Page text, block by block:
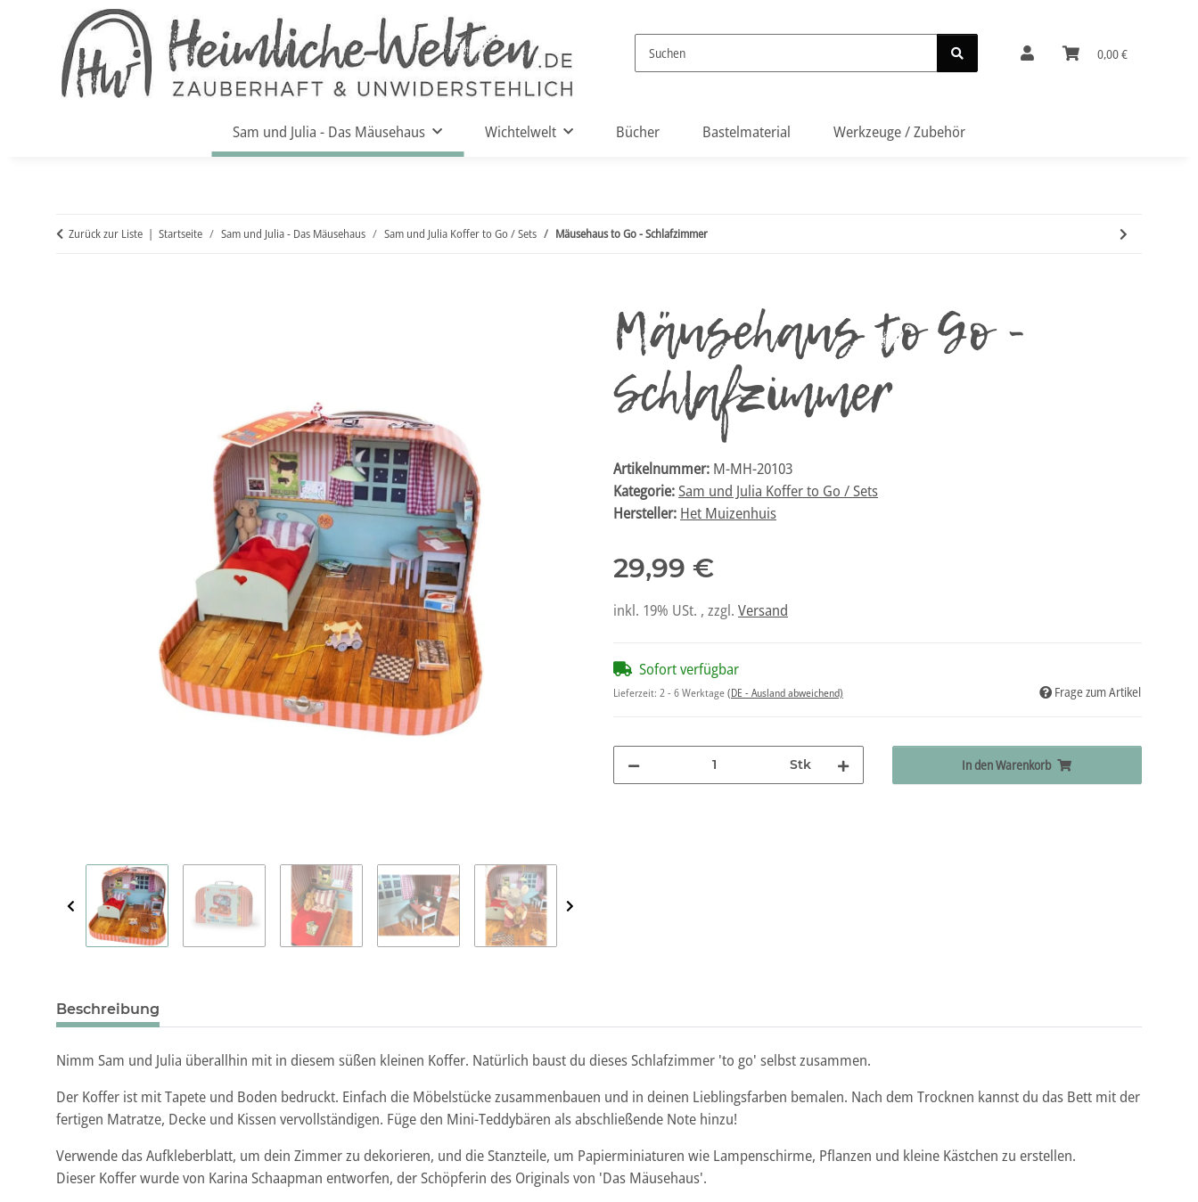
0,00 €
Sam und Julia - Das Mäusehaus Wichtelwelt Bücher Bastelmaterial Werkzeuge / Zubehör
Zurück zur Liste Startseite Sam und Julia - Das Mäusehaus Sam und Julia Koffer to Go / Sets Mäusehaus to Go - Schlafzimmer
Mäusehaus to Go -
Schlafzimmer
Artikelnummer: M-MH-20103
Kategorie:Sam und Julia Koffer to Go / Sets
Hersteller: Het Muizenhuis
29,99 €
inkl. 19% USt. , zzgl. Versand
Sofort verfügbar
Lieferzeit: 2 - 6 Werktage(DE - Ausland abweichend) Frage zum Artikel
Stk In den Warenkorb
Beschreibung
Nimm Sam und Julia überallhin mit in diesem süßen kleinen Koffer. Natürlich baust du dieses Schlafzimmer 'to go' selbst zusammen.
Der Koffer ist mit Tapete und Boden bedruckt. Einfach die Möbelstücke zusammenbauen und in deinen Lieblingsfarben bemalen. Nach dem Trocknen kannst du das Bett mit der
fertigen Matratze, Decke und Kissen vervollständigen. Füge den Mini-Teddybären als abschließende Note hinzu!
Verwende das Aufkleberblatt, um dein Zimmer zu dekorieren, und die Stanzteile, um Papierminiaturen wie Lampenschirme, Pflanzen und kleine Kästchen zu erstellen.
Dieser Koffer wurde von Karina Schaapman entworfen, der Schöpferin des Originals von 'Das Mäusehaus'.